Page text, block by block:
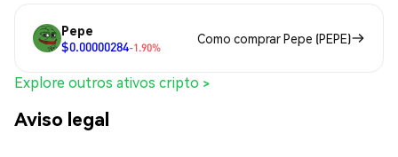
Pepe
$0.00000284-1.90%
Como comprar Pepe (PEPE)
Explore outros ativos cripto >
Aviso legal